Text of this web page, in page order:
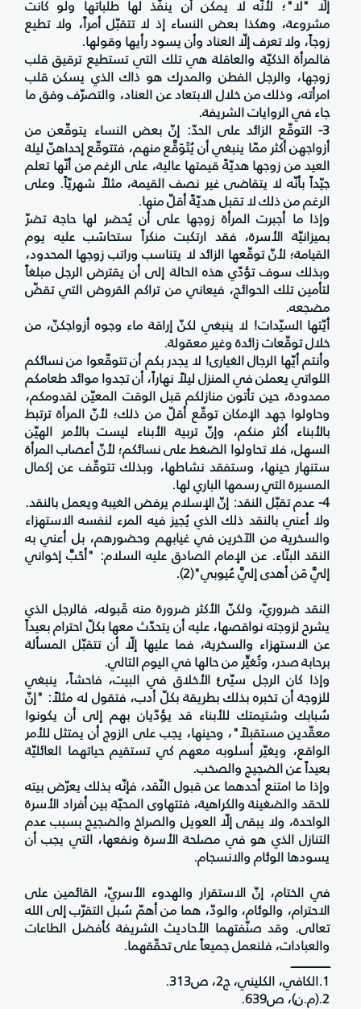
إلّا "لا"؛ لأنّه لا يمكن أن ينفّذ لها طلباتها ولو كانت
مشروعة، وهكذا بعض النساء إذ لا تتقبّل أمراً، ولا تطيع
زوجاً، ولا تعرف إلّا العناد وأن يسود رأيها وقولها.
فالمرأة الذكيّة والعاقلة هي تلك التي تستطيع ترقيق قلب
زوجها، والرجل الفطن والمدرِك هو ذاك الذي يسكن قلب
امرأته، وذلك من خلال الابتعاد عن العناد، والتصرّف وفق ما
جاء في الروايات الشريفة.
3- التوقّع الزائد على الحدّ: إنّ بعض النساء يتوقّعن من
أزواجهن أكثر ممّا ينبغي أن يُتَوَقَّع منهم، فتتوقّع إحداهنّ ليلة
العيد من زوجها هديّةً قيمتها عالية، على الرغم من أنّها تعلم
جيّداً بأنّه لا يتقاضى غير نصف القيمة، مثلاً شهريّاً. وعلى
الرغم من ذلك لا تقبل هديّةً أقلّ منها.
وإذا ما أجبرت المرأة زوجها على أن يُحضر لها حاجة تضرّ
بميزانيّة الأسرة، فقد ارتكبت منكراً ستحاسَب عليه يوم
القيامة؛ لأنّ توقّعها الزائد لا يتناسب وراتب زوجها المحدود،
وبذلك سوف تؤدّي هذه الحالة إلى أن يقترض الرجل مبلغاً
لتأمين تلك الحوائج، فيعاني من تراكم القروض التي تقضّ
مضجعه.
أيّتها السيّدات! لا ينبغي لكنّ إراقة ماء وجوه أزواجكنّ، من
خلال توقّعات زائدة وغير معقولة.
وأنتم أيّها الرجال الغيارى! لا يجدر بكم أن تتوقّعوا من نسائكم
اللواتي يعملن في المنزل ليلاً نهاراً، أن تجدوا موائد طعامكم
ممدودة، حين تأتون منازلكم قبل الوقت المعيّن لقدومكم،
وحاولوا جهد الإمكان توقّع أقلّ من ذلك؛ لأنّ المرأة ترتبط
بالأبناء أكثر منكم، وإنّ تربية الأبناء ليست بالأمر الهيّن
السهل، فلا تحاولوا الضغط على نسائكم؛ لأنّ أعصاب المرأة
ستنهار حينها، وستفقد نشاطها، وبذلك تتوقّف عن إكمال
المسيرة التي رسمها الباري لها.
4- عدم تقبّل النقد: إنّ الإسلام يرفض الغيبة ويعمل بالنقد.
ولا أعني بالنقد ذلك الذي يُجيز فيه المرء لنفسه الاستهزاء
والسخرية من الآخرين في غيابهم وحضورهم، بل أعني به
النقد البنّاء. عن الإمام الصادق عليه السلام: "أحَبَّ إخواني
إليَّ مَن أهدى إليَّ عُيوبي"(2).
النقد ضروريّ، ولكنّ الأكثر ضرورة منه قَبوله، فالرجل الذي
يشرح لزوجته نواقصها، عليه أن يتحدّث معها بكلّ احترام بعيداً
عن الاستهزاء والسخرية، فما عليها إلّا أن تتقبّل المسألة
برحابة صدر، وتُغيِّر من حالها في اليوم التالي.
وإذا كان الرجل سيّئ الأخلاق في البيت، فاحشاً، ينبغي
للزوجة أن تخبره بذلك بطريقة بكلّ أدب، فتقول له مثلاً: "إنّ
سُبابك وشتيمتك للأبناء قد يؤدّيان بهم إلى أن يكونوا
معقّدين مستقبلاً"، وحينها، يجب على الزوج أن يمتثل للأمر
الواقع، ويغيّر أسلوبه معهم كي تستقيم حياتهما العائليّة
بعيداً عن الضجيج والصخب.
وإذا ما امتنع أحدهما عن قبول النّقد، فإنّه بذلك يعرّض بيته
للحقد والضغينة والكراهية، فتتهاوى المحبّة بين أفراد الأسرة
الواحدة، ولا يبقى إلّا العويل والصراخ والضجيج بسبب عدم
التنازل الذي هو في مصلحة الأسرة ونفعها، التي يجب أن
يسودها الوئام والانسجام.
في الختام، إنّ الاستقرار والهدوء الأسريّ، القائمين على
الاحترام، والوئام، والودّ، هما من أهمّ سُبل التقرّب إلى الله
تعالى. وقد صنّفتهما الأحاديث الشريفة كأفضل الطاعات
والعبادات، فلنعمل جميعاً على تحقّقهما.
ــــــــــــــــــــــــ
1.الكافي، الكليني، ج2، ص313.
2.(م.ن)، ص639.